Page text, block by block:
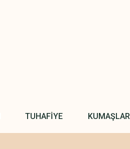
TUHAFİYE KUMAŞLAR